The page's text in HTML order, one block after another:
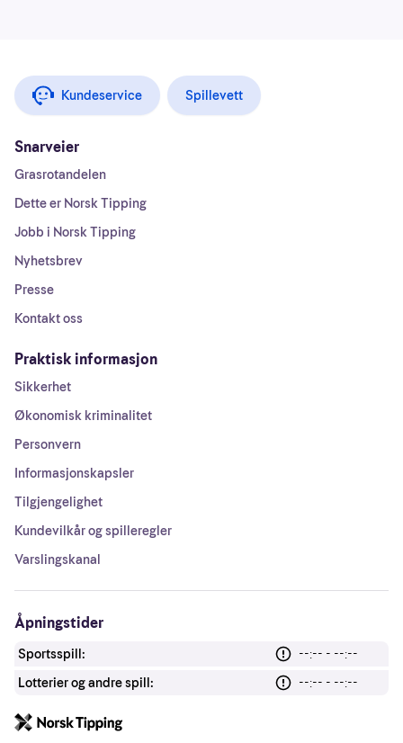
Kundeservice Spillevett
Snarveier
Grasrotandelen
Dette er Norsk Tipping
Jobb i Norsk Tipping
Nyhetsbrev
Presse
Kontakt oss
Praktisk informasjon
Sikkerhet
Økonomisk kriminalitet
Personvern
Informasjonskapsler
Tilgjengelighet
Kundevilkår og spilleregler
Varslingskanal
Åpningstider
Sportsspill:
--:-- - --:--
Lotterier og andre spill:
--:-- - --:--